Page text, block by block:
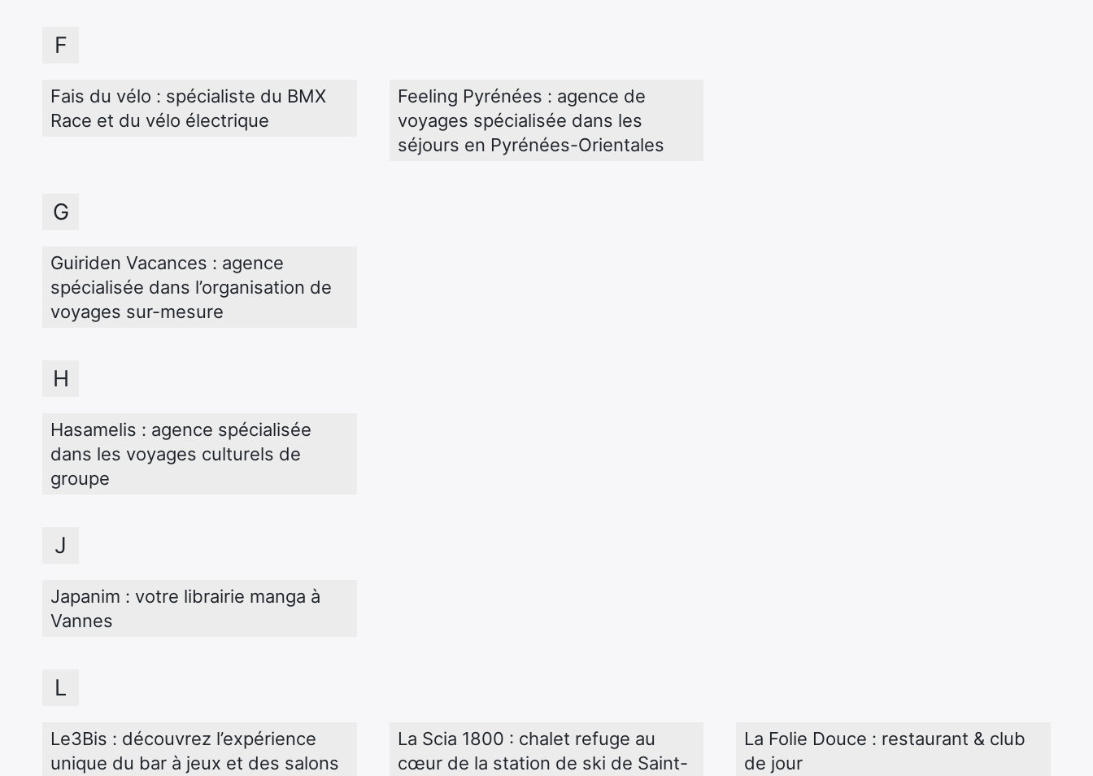
F
Fais du vélo : spécialiste du BMX
Race et du vélo électrique
Feeling Pyrénées : agence de
voyages spécialisée dans les
séjours en Pyrénées-Orientales
G
Guiriden Vacances : agence
spécialisée dans l’organisation de
voyages sur-mesure
H
Hasamelis : agence spécialisée
dans les voyages culturels de
groupe
J
Japanim : votre librairie manga à
Vannes
L
Le3Bis : découvrez l’expérience
unique du bar à jeux et des salons
La Scia 1800 : chalet refuge au
cœur de la station de ski de Saint-
La Folie Douce : restaurant & club
de jour